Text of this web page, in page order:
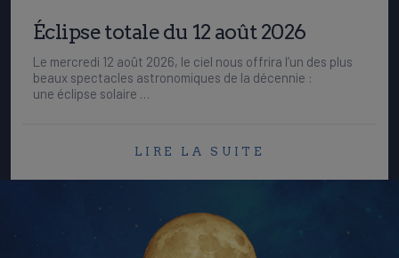
Éclipse totale du 12 août 2026
Le mercredi 12 août 2026, le ciel nous offrira l’un des plus
beaux spectacles astronomiques de la décennie :
une éclipse solaire …
LIRE LA SUITE